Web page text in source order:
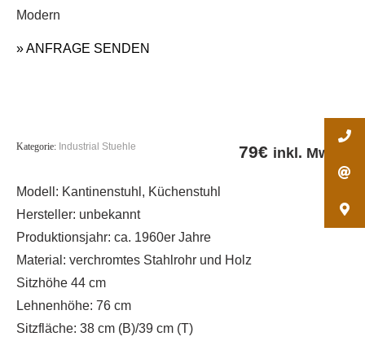
Modern
» ANFRAGE SENDEN
79€ inkl. MwSt.
Kategorie: Industrial Stuehle
Modell: Kantinenstuhl, Küchenstuhl
Hersteller: unbekannt
Produktionsjahr: ca. 1960er Jahre
Material: verchromtes Stahlrohr und Holz
Sitzhöhe 44 cm
Lehnenhöhe: 76 cm
Sitzfläche: 38 cm (B)/39 cm (T)